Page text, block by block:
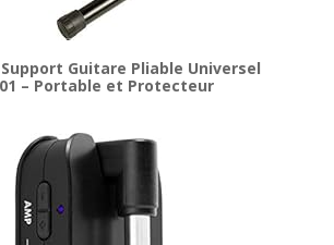
Guitare Pliable Universel
– Portable et Protecteur